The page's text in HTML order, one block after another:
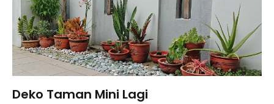
Deko Taman Mini Lagi